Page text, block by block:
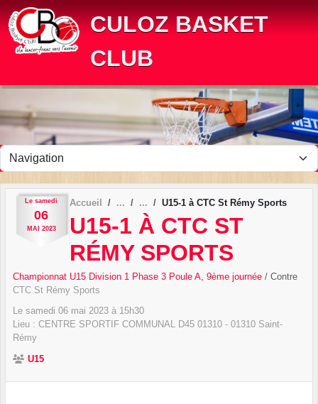
CULOZ BASKET
CLUB
Le samedi
06
MAI 2023
Accueil U15-1 à CTC St Rémy Sports
U15-1 À CTC ST
RÉMY SPORTS
Championnat U15 Division 1 Phase 3 Poule A, 9ème journée / Contre
CTC St Rémy Sports
Le samedi 06 mai 2023 à 15h30
Lieu : CENTRE SPORTIF COMMUNAL D45 01310 - 01310 Saint-
Rémy
U15
Panneau de gestion des cookies